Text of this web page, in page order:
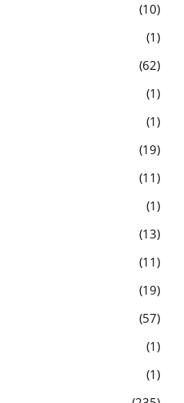
10
1
62
1
1
19
11
1
13
11
19
57
1
1